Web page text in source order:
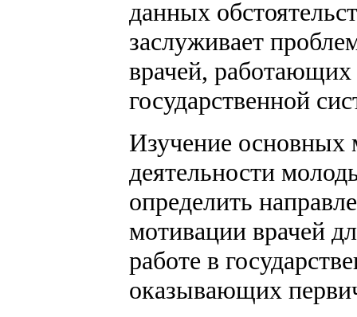
данных
заслуживает
врачей,
государственной
Изучение основных
деятельности
определить
мотивации врачей
работе в
оказывающих